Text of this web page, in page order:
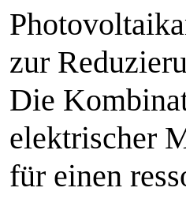
zur
Die
elektrischer
für einen